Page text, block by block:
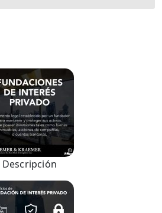
Descripción